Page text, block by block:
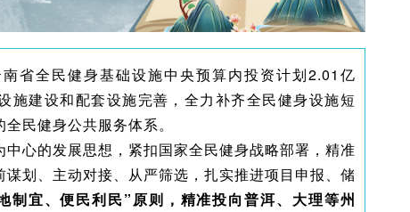
省全民健身基础设施中央预算内投资计划2.01亿
施建设和配套设施完善，全力补齐全民健身设施短
民健身公共服务体系。
心的发展思想，紧扣国家全民健身战略部署，精准
划、主动对接、从严筛选，扎实推进项目申报、储
制宜、便民利民”原则，精准投向普洱、大理等州